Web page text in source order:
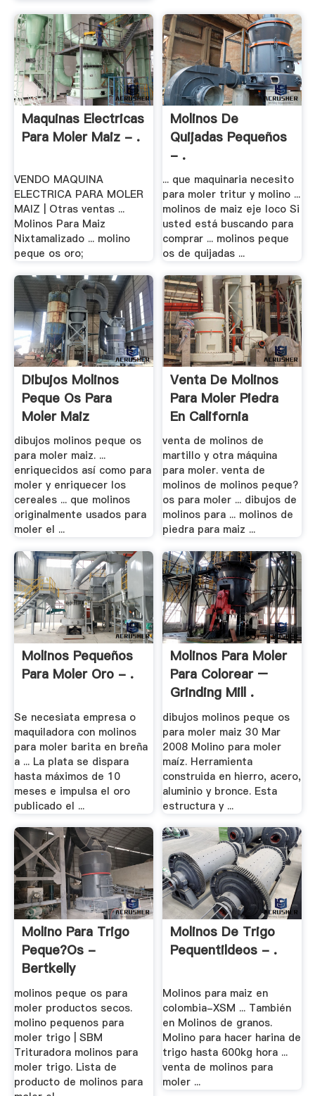
Maquinas Electricas
Para Moler Maiz - .
VENDO MAQUINA
ELECTRICA PARA MOLER
MAIZ | Otras ventas ...
Molinos Para Maiz
Nixtamalizado ... molino
peque os oro;
Molinos De
Quijadas Pequeños
- .
... que maquinaria necesito
para moler tritur y molino ...
molinos de maiz eje loco Si
usted está buscando para
comprar ... molinos peque
os de quijadas ...
Dibujos Molinos
Peque Os Para
Moler Maiz
dibujos molinos peque os
para moler maiz. ...
enriquecidos así como para
moler y enriquecer los
cereales ... que molinos
originalmente usados para
moler el ...
Venta De Molinos
Para Moler Piedra
En California
venta de molinos de
martillo y otra máquina
para moler. venta de
molinos de molinos peque?
os para moler ... dibujos de
molinos para ... molinos de
piedra para maiz ...
Molinos Pequeños
Para Moler Oro - .
Se necesiata empresa o
maquiladora con molinos
para moler barita en breña
a ... La plata se dispara
hasta máximos de 10
meses e impulsa el oro
publicado el ...
Molinos Para Moler
Para Colorear –
Grinding Mill .
dibujos molinos peque os
para moler maiz 30 Mar
2008 Molino para moler
maíz. Herramienta
construida en hierro, acero,
aluminio y bronce. Esta
estructura y ...
Molino Para Trigo
Peque?os -
Bertkelly
molinos peque os para
moler productos secos.
molino pequenos para
moler trigo | SBM
Trituradora molinos para
moler trigo. Lista de
producto de molinos para
Molinos De Trigo
Pequentildeos - .
Molinos para maiz en
colombia-XSM ... También
en Molinos de granos.
Molino para hacer harina de
trigo hasta 600kg hora ...
venta de molinos para
moler ...